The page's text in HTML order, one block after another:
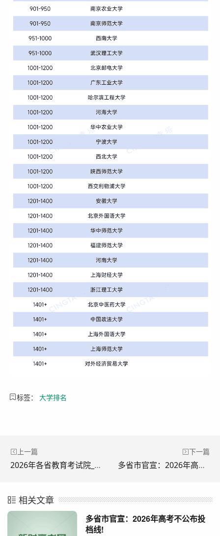
标签： 大学排名
上一篇
2026年各省教育考试院_各省招办官网入口（附招办咨询电话）
下一篇
多省市官宣：2026年高考不公布投档线!
相关文章
多省市官宣：2026年高考不公布投
档线!